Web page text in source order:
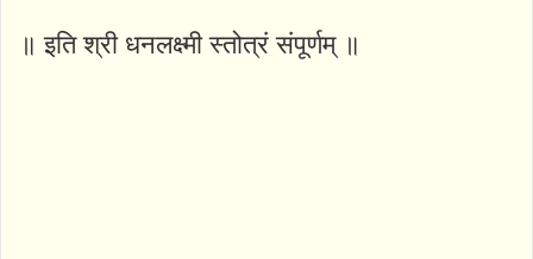
॥ इति श्री धनलक्ष्मी स्तोत्रं संपूर्णम् ॥